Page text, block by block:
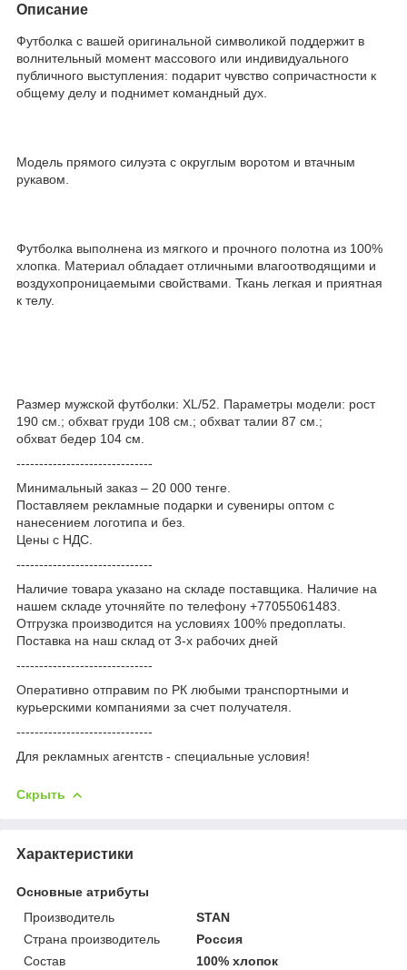
Описание
Футболка с вашей оригинальной символикой поддержит в
волнительный момент массового или индивидуального
публичного выступления: подарит чувство сопричастности к
общему делу и поднимет командный дух.
Модель прямого силуэта с округлым воротом и втачным
рукавом.
Футболка выполнена из мягкого и прочного полотна из 100%
хлопка. Материал обладает отличными влагоотводящими и
воздухопроницаемыми свойствами. Ткань легкая и приятная
к телу.
Размер мужской футболки: XL/52. Параметры модели: рост
190 см.; обхват груди 108 см.; обхват талии 87 см.;
обхват бедер 104 см.
------------------------------
Минимальный заказ – 20 000 тенге.
Поставляем рекламные подарки и сувениры оптом с
нанесением логотипа и без.
Цены с НДС.
------------------------------
Наличие товара указано на складе поставщика. Наличие на
нашем складе уточняйте по телефону +77055061483.
Отгрузка производится на условиях 100% предоплаты.
Поставка на наш склад от 3-x рабочих дней
------------------------------
Оперативно отправим по РК любыми транспортными и
курьерскими компаниями за счет получателя.
------------------------------
Для рекламных агентств - специальные условия!
Скрыть
Характеристики
Основные атрибуты
Производитель
STAN
Страна производитель
Россия
Состав
100% хлопок